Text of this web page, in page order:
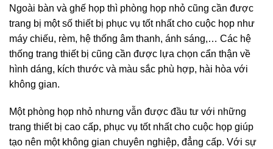
Ngoài bàn và ghế họp thì phòng họp nhỏ cũng cần được
trang bị một số thiết bị phục vụ tốt nhất cho cuộc họp như
máy chiếu, rèm, hệ thống âm thanh, ánh sáng,… Các hệ
thống trang thiết bị cũng cần được lựa chọn cẩn thận về
hình dáng, kích thước và màu sắc phù hợp, hài hòa với
không gian.
Một phòng họp nhỏ nhưng vẫn được đầu tư với những
trang thiết bị cao cấp, phục vụ tốt nhất cho cuộc họp giúp
tạo nên một không gian chuyên nghiệp, đẳng cấp. Với sự